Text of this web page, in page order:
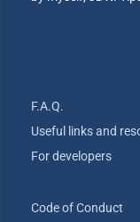
F.A.Q.
Useful links and
For developers
Code of Conduct